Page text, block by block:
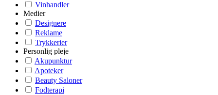
Vinhandler
Medier
Designere
Reklame
Trykkerier
Personlig pleje
Akupunktur
Apoteker
Beauty Saloner
Fodterapi